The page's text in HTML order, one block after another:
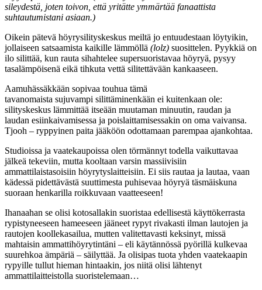
sileydestä, joten toivon, että yritätte ymmärtää fanaattista
suhtautumistani asiaan.)
Oikein pätevä höyrysilityskeskus meiltä jo entuudestaan löytyikin,
jollaiseen satsaamista kaikille lämmöllä (lolz) suosittelen. Pyykkiä on
ilo silittää, kun rauta sihahtelee supersuoristavaa höyryä, pysyy
tasalämpöisenä eikä tihkuta vettä silitettävään kankaaseen.
Aamuhässäkkään sopivaa touhua tämä
tavanomaista sujuvampi silittäminenkään ei kuitenkaan ole:
silityskeskus lämmittää itseään muutaman minuutin, raudan ja
laudan esiinkaivamisessa ja poislaittamisessakin on oma vaivansa.
Tjooh – ryppyinen paita jääköön odottamaan parempaa ajankohtaa.
Studioissa ja vaatekaupoissa olen törmännyt todella vaikuttavaa
jälkeä tekeviin, mutta kooltaan varsin massiivisiin
ammattilaistasoisiin höyrytyslaitteisiin. Ei siis rautaa ja lautaa, vaan
kädessä pidettävästä suuttimesta puhisevaa höyryä täsmäiskuna
suoraan henkarilla roikkuvaan vaatteeseen!
Ihanaahan se olisi kotosallakin suoristaa edellisestä käyttökerrasta
rypistyneeseen hameeseen jääneet rypyt rivakasti ilman lautojen ja
rautojen koollekasailua, mutten valitettavasti keksinyt, missä
mahtaisin ammattihöyrytintäni – eli käytännössä pyörillä kulkevaa
suurehkoa ämpäriä – säilyttää. Ja olisipas tuota yhden vaatekaapin
rypyille tullut hieman hintaakin, jos niitä olisi lähtenyt
ammattilaitteistolla suoristelemaan…